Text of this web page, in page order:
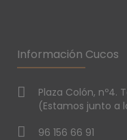
Información Cucos
Plaza Colón, nº4.
(Estamos junto a
96 156 66 91